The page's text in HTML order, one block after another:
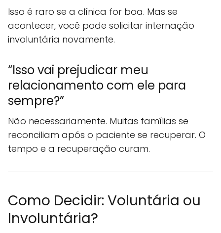
Isso é raro se a clínica for boa. Mas se
acontecer, você pode solicitar internação
involuntária novamente.
“Isso vai prejudicar meu
relacionamento com ele para
sempre?”
Não necessariamente. Muitas famílias se
reconciliam após o paciente se recuperar. O
tempo e a recuperação curam.
Como Decidir: Voluntária ou
Involuntária?